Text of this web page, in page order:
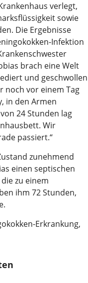
verlegt,
sowie
Die Ergebnisse
Infektion
brach eine Welt
und geschwollen
noch vor einem Tag
in den Armen
24 Stunden lag
Wir
passiert.“
zunehmend
einen septischen
zu einem
ihm 72 Stunden,
Erkrankung,